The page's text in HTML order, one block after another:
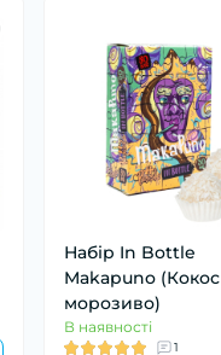
Набір In Bottle
Makapuno (Кокос
морозиво)
В наявності
1